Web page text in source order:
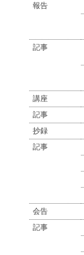
報告
記事
講座
記事
抄録
記事
会告
記事